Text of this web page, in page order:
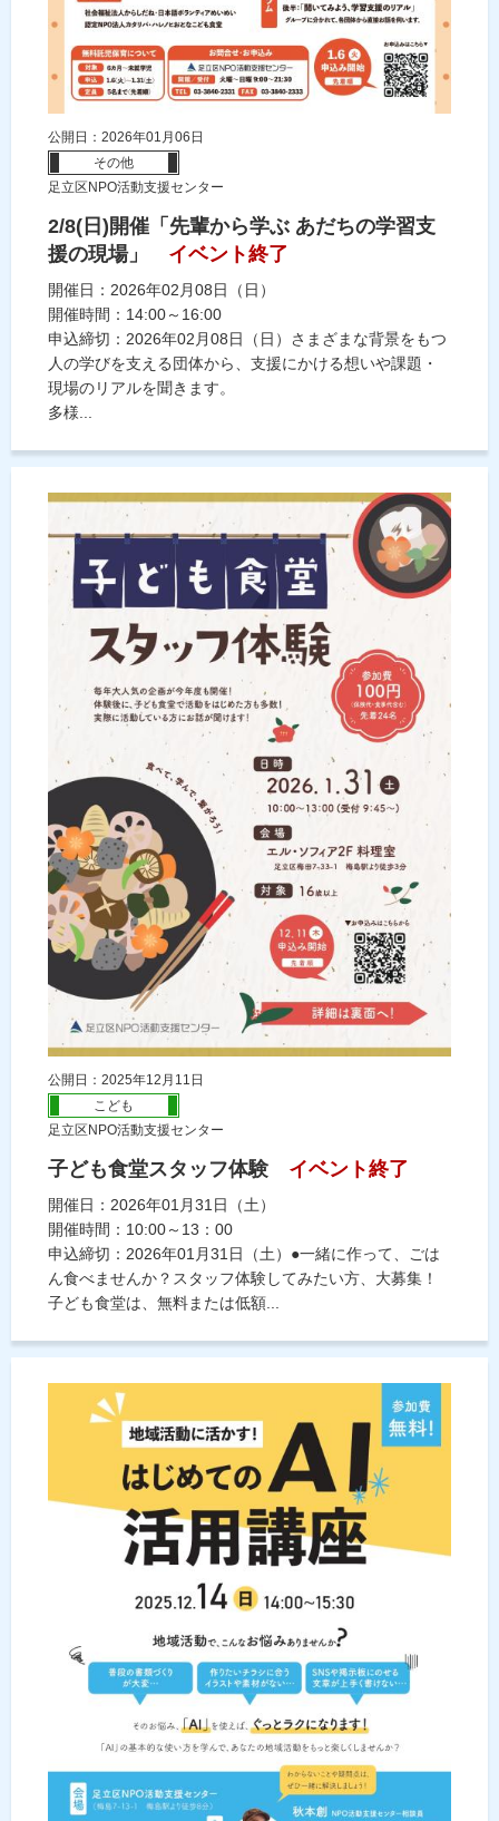
公開日：2026年01月06日
その他
足立区NPO活動支援センター
2/8(日)開催「先輩から学ぶ あだちの学習支
援の現場」
イベント終了
開催日：2026年02月08日（日）
開催時間：14:00～16:00
申込締切：2026年02月08日（日）さまざまな背景をもつ
人の学びを支える団体から、支援にかける想いや課題・
現場のリアルを聞きます。
多様...
公開日：2025年12月11日
こども
足立区NPO活動支援センター
子ども食堂スタッフ体験 イベント終了
開催日：2026年01月31日（土）
開催時間：10:00～13：00
申込締切：2026年01月31日（土）●一緒に作って、ごは
ん食べませんか？スタッフ体験してみたい方、大募集！
子ども食堂は、無料または低額...